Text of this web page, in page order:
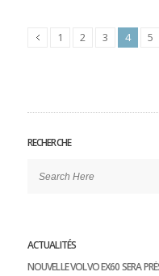
1 2 3 4 5
RECHERCHE
ACTUALITÉS
NOUVELLE VOLVO EX60 SERA